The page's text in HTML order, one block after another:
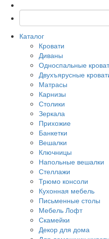
Каталог
Кровати
Диваны
Односпальные
Двухъярусные
Матрасы
Карнизы
Столики
Зеркала
Прихожие
Банкетки
Вешалки
Ключницы
Напольные вешалки
Стеллажи
Трюмо консоли
Кухонная мебель
Письменные столы
Мебель Лофт
Скамейки
Декор для дома